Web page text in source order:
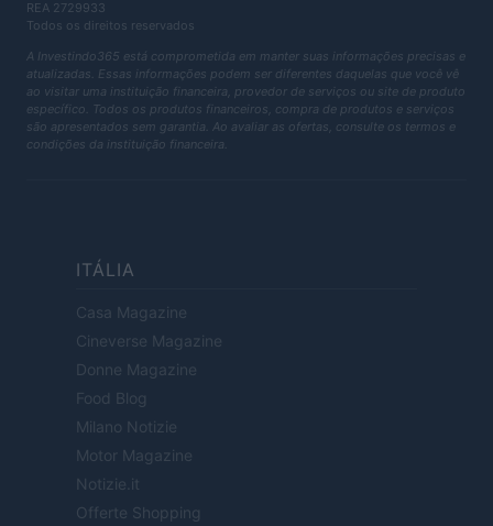
REA 2729933
Todos os direitos reservados
A Investindo365 está comprometida em manter suas informações precisas e
atualizadas. Essas informações podem ser diferentes daquelas que você vê
ao visitar uma instituição financeira, provedor de serviços ou site de produto
específico. Todos os produtos financeiros, compra de produtos e serviços
são apresentados sem garantia. Ao avaliar as ofertas, consulte os termos e
condições da instituição financeira.
ITÁLIA
Casa Magazine
Cineverse Magazine
Donne Magazine
Food Blog
Milano Notizie
Motor Magazine
Notizie.it
Offerte Shopping